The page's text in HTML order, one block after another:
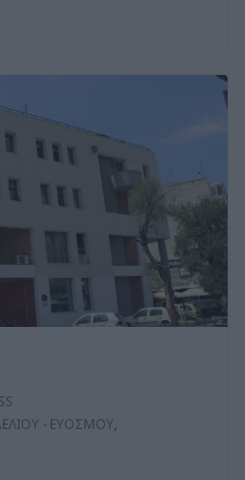
- ΕΥΟΣΜΟΥ,